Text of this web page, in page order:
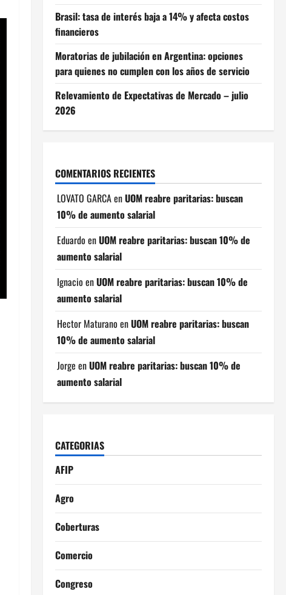
Brasil: tasa de interés baja a 14% y afecta costos
financieros
Moratorias de jubilación en Argentina: opciones
para quienes no cumplen con los años de servicio
Relevamiento de Expectativas de Mercado – julio
2026
COMENTARIOS RECIENTES
LOVATO GARCAenUOM reabre paritarias: buscan
10% de aumento salarial
Eduardo enUOM reabre paritarias: buscan 10% de
aumento salarial
Ignacio enUOM reabre paritarias: buscan 10% de
aumento salarial
Hector Maturano enUOM reabre paritarias: buscan
10% de aumento salarial
Jorge enUOM reabre paritarias: buscan 10% de
aumento salarial
CATEGORIAS
AFIP
Agro
Coberturas
Comercio
Congreso